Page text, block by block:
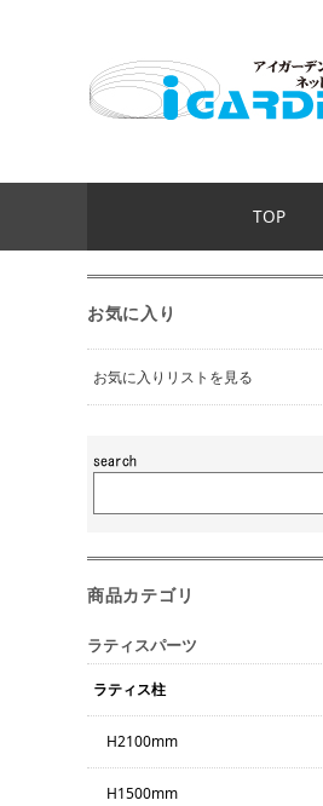
TOP
お気に入り
お気に入りリストを見る
商品カテゴリ
ラティスパーツ
ラティス柱
H2100mm
H1500mm